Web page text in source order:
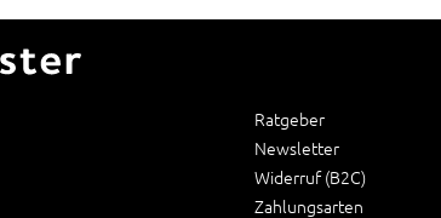
Ratgeber
Newsletter
Widerruf (B2C)
Zahlungsarten